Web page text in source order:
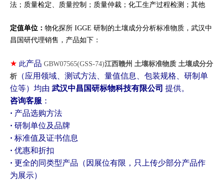
法；质量检定、质量控制；质量仲裁；化工生产过程检测；其他
定值单位： 物化探所 IGGE 研制的土壤成分分析标准物质，武汉中
昌国研代理销售，产品如下：
★ 此产品 GBW07565(GSS-74)江西赣州 土壤标准物质 土壤成分分
析 （应用领域、测试方法、量值信息、包装规格、研制单
位等）均由 武汉中昌国研标物科技有限公司 提供。
咨询客服 ：
· 产品选购方法
· 研制单位及品牌
· 标准值及证书信息
· 优惠和折扣
· 更全的同类型产品（因展位有限，只上传少部分产品作
为展示）